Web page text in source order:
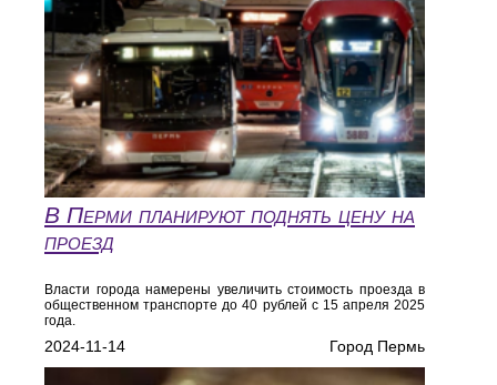
В Перми планируют поднять цену на
проезд
Власти города намерены увеличить стоимость проезда в
общественном транспорте до 40 рублей с 15 апреля 2025
года.
2024-11-14 Город Пермь